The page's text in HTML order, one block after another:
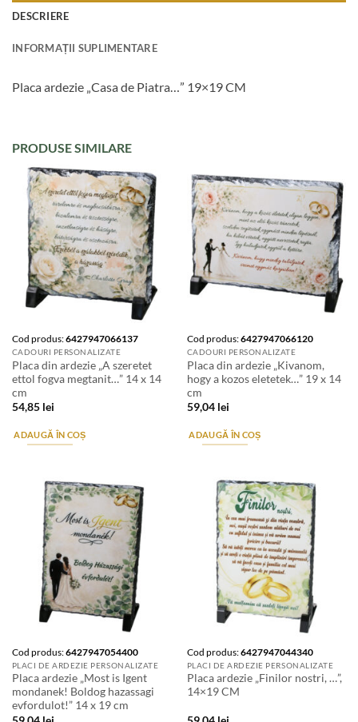
DESCRIERE
INFORMAȚII SUPLIMENTARE
Placa ardezie „Casa de Piatra…” 19×19 CM
PRODUSE SIMILARE
Cod produs:6427947066137
CADOURI PERSONALIZATE
Placa din ardezie „A szeretet
ettol fogva megtanit…” 14 x 14
cm
54,85 lei
ADAUGĂ ÎN COȘ
Cod produs:6427947066120
CADOURI PERSONALIZATE
Placa din ardezie „Kivanom,
hogy a kozos eletetek…” 19 x 14
cm
59,04 lei
ADAUGĂ ÎN COȘ
Cod produs:6427947054400
PLACI DE ARDEZIE PERSONALIZATE
Placa ardezie „Most is Igent
mondanek! Boldog hazassagi
evfordulot!” 14 x 19 cm
Cod produs:6427947044340
PLACI DE ARDEZIE PERSONALIZATE
Placa ardezie „Finilor nostri, …”,
14×19 CM